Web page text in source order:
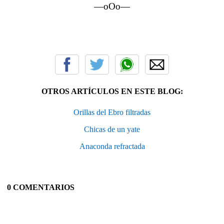
—oOo—
OTROS ARTÍCULOS EN ESTE BLOG:
Orillas del Ebro filtradas
Chicas de un yate
Anaconda refractada
0 COMENTARIOS